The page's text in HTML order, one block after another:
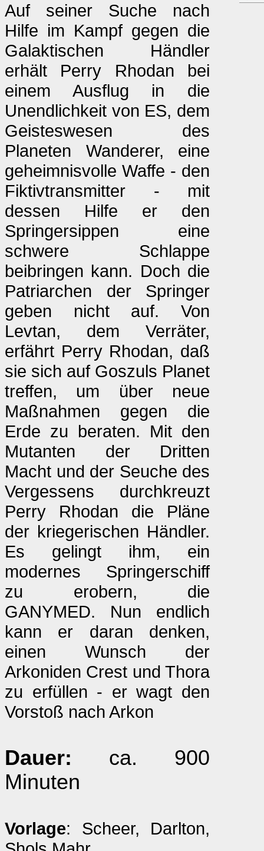
Auf seiner Suche nach
Hilfe im Kampf gegen die
Galaktischen Händler
erhält Perry Rhodan bei
einem Ausflug in die
Unendlichkeit von ES, dem
Geisteswesen des
Planeten Wanderer, eine
geheimnisvolle Waffe - den
Fiktivtransmitter - mit
dessen Hilfe er den
Springersippen eine
schwere Schlappe
beibringen kann. Doch die
Patriarchen der Springer
geben nicht auf. Von
Levtan, dem Verräter,
erfährt Perry Rhodan, daß
sie sich auf Goszuls Planet
treffen, um über neue
Maßnahmen gegen die
Erde zu beraten. Mit den
Mutanten der Dritten
Macht und der Seuche des
Vergessens durchkreuzt
Perry Rhodan die Pläne
der kriegerischen Händler.
Es gelingt ihm, ein
modernes Springerschiff
zu erobern, die
GANYMED. Nun endlich
kann er daran denken,
einen Wunsch der
Arkoniden Crest und Thora
zu erfüllen - er wagt den
Vorstoß nach Arkon
Dauer: ca. 900
Minuten
Vorlage: Scheer, Darlton,